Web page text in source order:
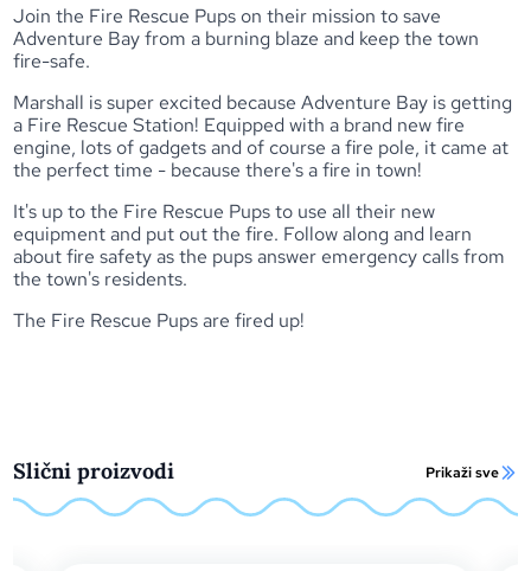
Join the Fire Rescue Pups on their mission to save
Adventure Bay from a burning blaze and keep the town
fire-safe.
Marshall is super excited because Adventure Bay is getting
a Fire Rescue Station! Equipped with a brand new fire
engine, lots of gadgets and of course a fire pole, it came at
the perfect time - because there's a fire in town!
It's up to the Fire Rescue Pups to use all their new
equipment and put out the fire. Follow along and learn
about fire safety as the pups answer emergency calls from
the town's residents.
The Fire Rescue Pups are fired up!
Slični proizvodi Prikaži sve